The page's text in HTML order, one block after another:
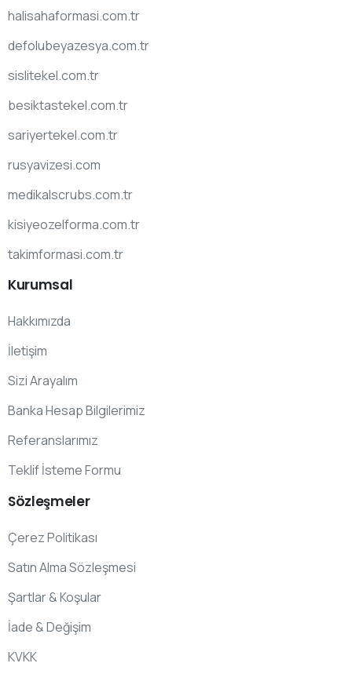
halisahaformasi.com.tr
defolubeyazesya.com.tr
sislitekel.com.tr
besiktastekel.com.tr
sariyertekel.com.tr
rusyavizesi.com
medikalscrubs.com.tr
kisiyeozelforma.com.tr
takimformasi.com.tr
Kurumsal
Hakkımızda
İletişim
Sizi Arayalım
Banka Hesap Bilgilerimiz
Referanslarımız
Teklif İsteme Formu
Sözleşmeler
Çerez Politikası
Satın Alma Sözleşmesi
Şartlar & Koşular
İade & Değişim
KVKK